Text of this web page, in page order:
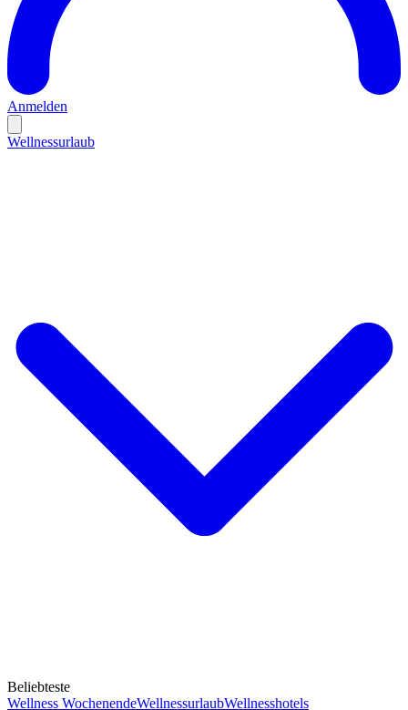
Anmelden
Wellnessurlaub
Beliebteste
Wellness WochenendeWellnessurlaubWellnesshotels